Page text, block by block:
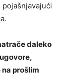
daleko
prošlim